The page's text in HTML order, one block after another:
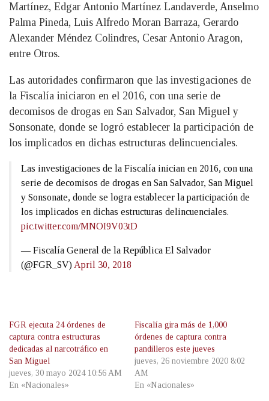
Martínez, Edgar Antonio Martínez Landaverde, Anselmo
Palma Pineda, Luis Alfredo Moran Barraza, Gerardo
Alexander Méndez Colindres, Cesar Antonio Aragon,
entre Otros.
Las autoridades confirmaron que las investigaciones de
la Fiscalía iniciaron en el 2016, con una serie de
decomisos de drogas en San Salvador, San Miguel y
Sonsonate, donde se logró establecer la participación de
los implicados en dichas estructuras delincuenciales.
Las investigaciones de la Fiscalía inician en 2016, con una
serie de decomisos de drogas en San Salvador, San Miguel
y Sonsonate, donde se logra establecer la participación de
los implicados en dichas estructuras delincuenciales.
pic.twitter.com/MNOI9V03tD
— Fiscalía General de la República El Salvador
(@FGR_SV) April 30, 2018
FGR ejecuta 24 órdenes de
captura contra estructuras
dedicadas al narcotráfico en
San Miguel
jueves, 30 mayo 2024 10:56 AM
En «Nacionales»
Fiscalía gira más de 1,000
órdenes de captura contra
pandilleros este jueves
jueves, 26 noviembre 2020 8:02
AM
En «Nacionales»